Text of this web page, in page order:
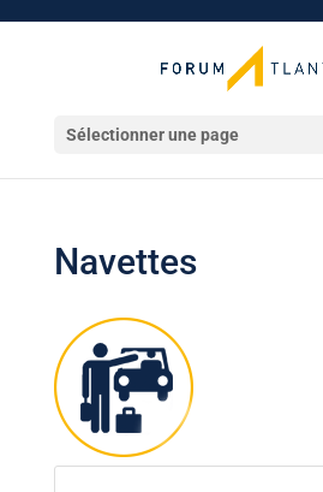
Sélectionner une page
Navettes